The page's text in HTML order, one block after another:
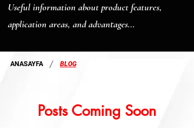
Useful information about product features,
application areas, and advantages...
ANASAYFA / BLOG
Posts Coming Soon